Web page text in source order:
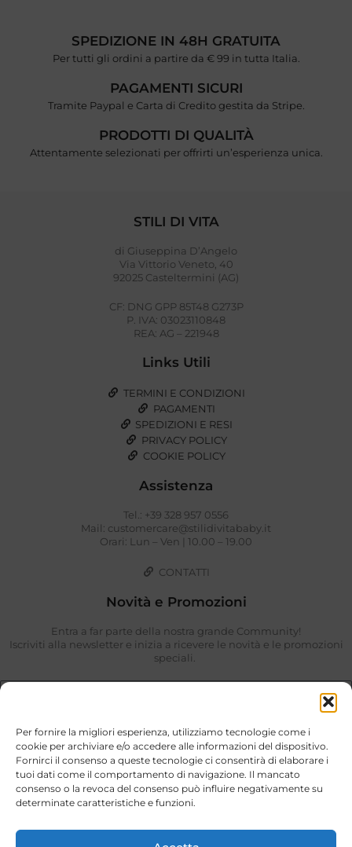
Per fornire la migliori esperienza, utilizziamo tecnologie come i
cookie per archiviare e/o accedere alle informazioni del dispositivo.
Fornirci il consenso a queste tecnologie ci consentirà di elaborare i
tuoi dati come il comportamento di navigazione. Il mancato
consenso o la revoca del consenso può influire negativamente su
determinate caratteristiche e funzioni.
SPEDIZIONE IN 48H GRATUITA
Per tutti gli ordini a partire da € 99 in tutta Italia.
PAGAMENTI SICURI
Tramite Paypal e Carta di Credito gestita da Stripe.
PRODOTTI DI QUALITÀ
Attentamente selezionati per offrirti un’esperienza unica.
STILI DI VITA
di Giuseppina D’Angelo
Via Vittorio Veneto, 40
92025 Casteltermini (AG)
CF: DNG GPP 85T48 G273P
P. IVA: 03023110848
REA: AG – 221948
Links Utili
TERMINI E CONDIZIONI
PAGAMENTI
SPEDIZIONI E RESI
PRIVACY POLICY
COOKIE POLICY
Assistenza
Tel.: +39 328 957 0556
Mail: customercare@stilidivitababy.it
Orari: Lun – Ven | 10.00 – 19.00
CONTATTI
Novità e Promozioni
Entra a far parte della nostra grande Community!
Iscriviti alla newsletter e inizia a ricevere le novità e le promozioni
speciali.